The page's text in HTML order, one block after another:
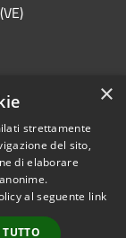
2026 • Comune di
• Powered by
• Accesso
×
strettamente
del sito,
di elaborare
al seguente link